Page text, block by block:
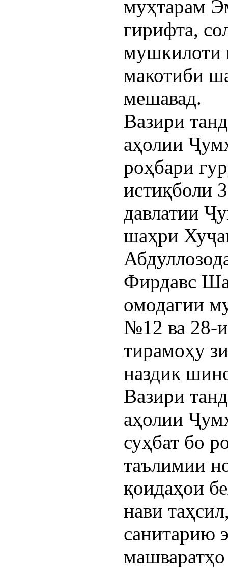
муҳтарам
гирифта,
мушкилоти
макотиби
мешавад.
Вазири
аҳолии
роҳбари
истиқболи
давлатии
шаҳри
Фирдавс
омодагии
№12 ва 28-
тирамоҳу
наздик
Вазири
аҳолии
суҳбат бо
таълимии
қоидаҳои
нави
санитарию